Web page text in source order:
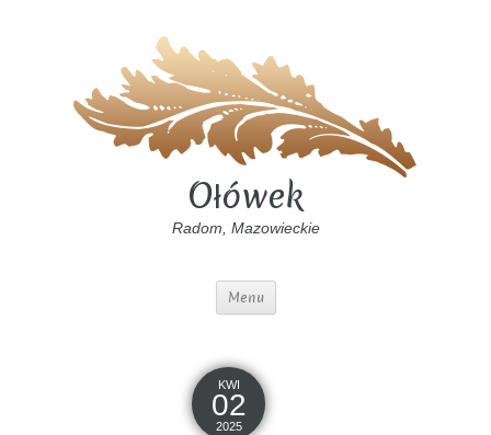
Ołówek
Radom, Mazowieckie
Menu
KWI
02
2025